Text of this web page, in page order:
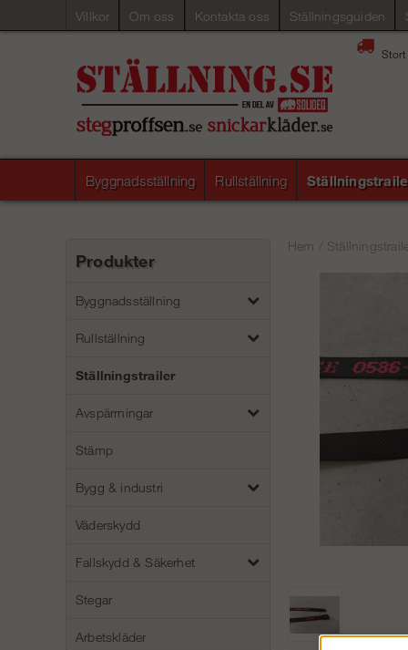
Villkor Om oss Kontakta oss Ställningsguiden
Stort
Byggnadsställning Rullställning
Produkter
Byggnadsställning
Rullställning
Ställningstrailer
Avspärrningar
Stämp
Bygg & industri
Väderskydd
Fallskydd & Säkerhet
Stegar
Arbetskläder
Hem